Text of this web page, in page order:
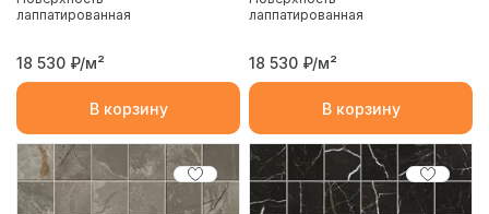
лаппатированная
18 530 ₽/м²
В корзину
лаппатированная
18 530 ₽/м²
В корзину